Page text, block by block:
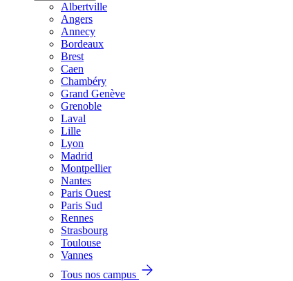
Albertville
Angers
Annecy
Bordeaux
Brest
Caen
Chambéry
Grand Genève
Grenoble
Laval
Lille
Lyon
Madrid
Montpellier
Nantes
Paris Ouest
Paris Sud
Rennes
Strasbourg
Toulouse
Vannes
Tous nos campus